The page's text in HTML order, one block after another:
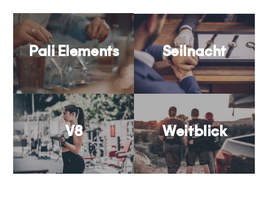
Seilnacht
Weitblick
Pali Elements
V8